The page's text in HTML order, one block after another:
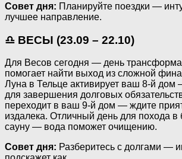
Совет дня: Планируйте поездки —
лучшее направление.
♎ ВЕСЫ (23.09 – 22.10)
Для Весов сегодня — день
помогает найти выход из сложной
Луна в Тельце активирует ваш 8-й
для завершения долговых
переходит в ваш 9-й дом — ждите
издалека. Отличный день для похода в
сауну — вода поможет очищению.
Совет дня: Разберитесь с долгами —